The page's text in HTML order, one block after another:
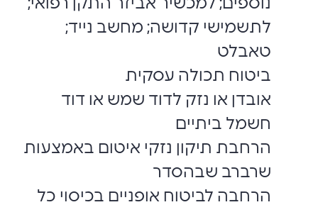
נוספים; למכשיר אביזר התקן רפואי;
לתשמישי קדושה; מחשב נייד;
טאבלט
ביטוח תכולה עסקית
אובדן או נזק לדוד שמש או דוד
חשמל ביתיים
הרחבת תיקון נזקי איטום באמצעות
שרברב שבהסדר
הרחבה לביטוח אופניים בכיסוי כל